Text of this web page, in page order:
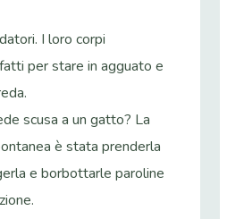
I loro corpi
per stare in agguato e
scusa a un gatto? La
è stata prenderla
e borbottarle paroline